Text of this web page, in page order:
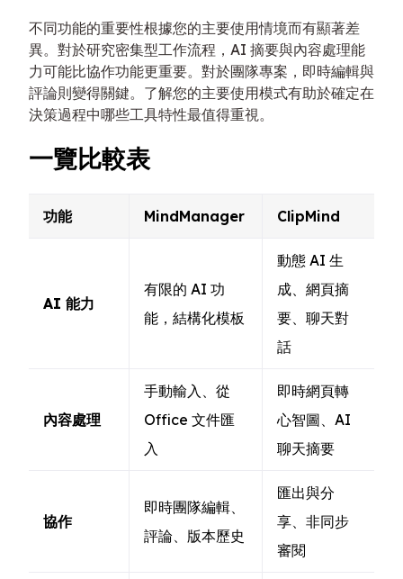
不同功能的重要性根據您的主要使用情境而有顯著差
異。對於研究密集型工作流程，AI 摘要與內容處理能
力可能比協作功能更重要。對於團隊專案，即時編輯與
評論則變得關鍵。了解您的主要使用模式有助於確定在
決策過程中哪些工具特性最值得重視。
一覽比較表
功能 MindManager ClipMind
AI 能力
有限的 AI 功
能，結構化模板
動態 AI 生
成、網頁摘
要、聊天對
話
內容處理
手動輸入、從
Office 文件匯
入
即時網頁轉
心智圖、AI
聊天摘要
協作
即時團隊編輯、
評論、版本歷史
匯出與分
享、非同步
審閱